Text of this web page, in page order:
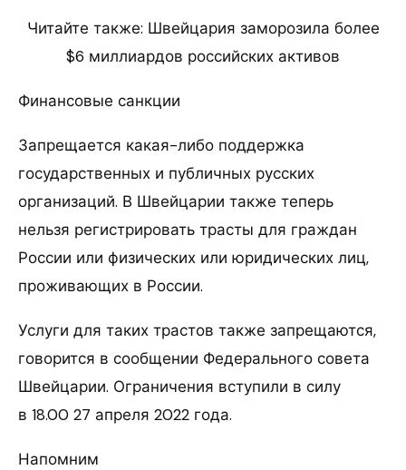
Читайте также: Швейцария заморозила более
$6 миллиардов российских активов
Финансовые санкции
Запрещается какая-либо поддержка
государственных и публичных русских
организаций. В Швейцарии также теперь
нельзя регистрировать трасты для граждан
России или физических или юридических лиц,
проживающих в России.
Услуги для таких трастов также запрещаются,
говорится в сообщении Федерального совета
Швейцарии. Ограничения вступили в силу
в 18.00 27 апреля 2022 года.
Напомним